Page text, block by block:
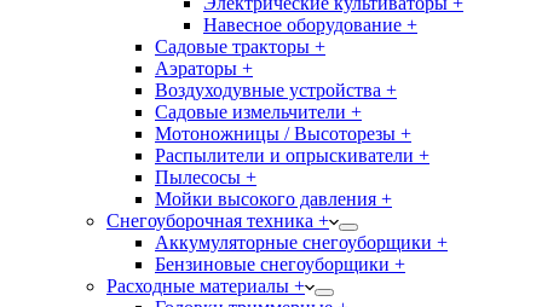
Навесное оборудование +
Садовые тракторы +
Аэраторы +
Воздуходувные устройства +
Садовые измельчители +
Мотоножницы / Высоторезы +
Распылители и опрыскиватели +
Пылесосы +
Мойки высокого давления +
Снегоуборочная техника +
Аккумуляторные снегоуборщики +
Бензиновые снегоуборщики +
Расходные материалы +